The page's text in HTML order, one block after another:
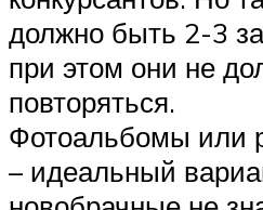
должно быть 2-3
при этом они не
повторяться.
Фотоальбомы или
– идеальный